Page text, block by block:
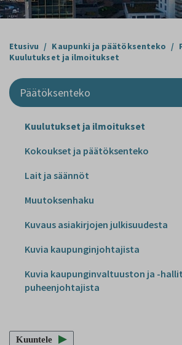
Etusivu / Kaupunki ja päätöksenteko /
Kuulutukset ja ilmoitukset
Päätöksenteko
Kuulutukset ja ilmoitukset
Kokoukset ja päätöksenteko
Lait ja säännöt
Muutoksenhaku
Kuvaus asiakirjojen julkisuudesta
Kuvia kaupunginjohtajista
Kuvia kaupunginvaltuuston ja -
puheenjohtajista
Kuuntele